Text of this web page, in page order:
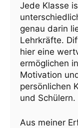
Jede Klasse
genau darin
Lehrkräfte.
hier eine
ermöglichen
Motivation
persönlichen
und Schülern.
Aus meiner